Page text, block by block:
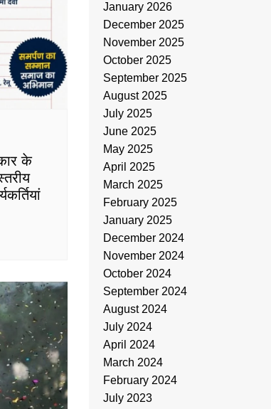
के
January 2026
December 2025
November 2025
October 2025
September 2025
August 2025
July 2025
June 2025
May 2025
April 2025
March 2025
February 2025
January 2025
December 2024
November 2024
October 2024
September 2024
August 2024
July 2024
April 2024
March 2024
February 2024
July 2023